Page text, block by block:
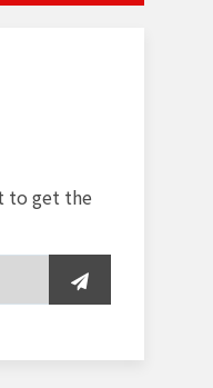
to get the